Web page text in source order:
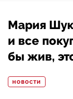
Мария
и все
бы жив,
НОВОСТИ